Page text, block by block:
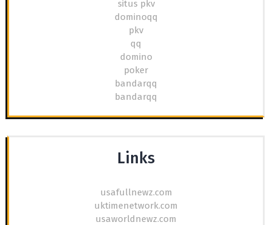
situs pkv
dominoqq
pkv
qq
domino
poker
bandarqq
bandarqq
Links
usafullnewz.com
uktimenetwork.com
usaworldnewz.com